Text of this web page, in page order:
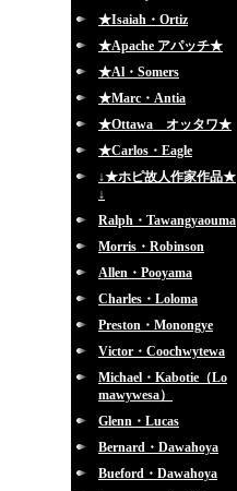
★Isaiah・Ortiz
★Apache アパッチ★
★Al・Somers
★Marc・Antia
★Ottawa オッタワ★
★Carlos・Eagle
↓★ホピ故人作家作品★
↓
Ralph・Tawangyaouma
Morris・Robinson
Allen・Pooyama
Charles・Loloma
Preston・Monongye
Victor・Coochwytewa
Michael・Kabotie（Lo
mawywesa）
Glenn・Lucas
Bernard・Dawahoya
Bueford・Dawahoya